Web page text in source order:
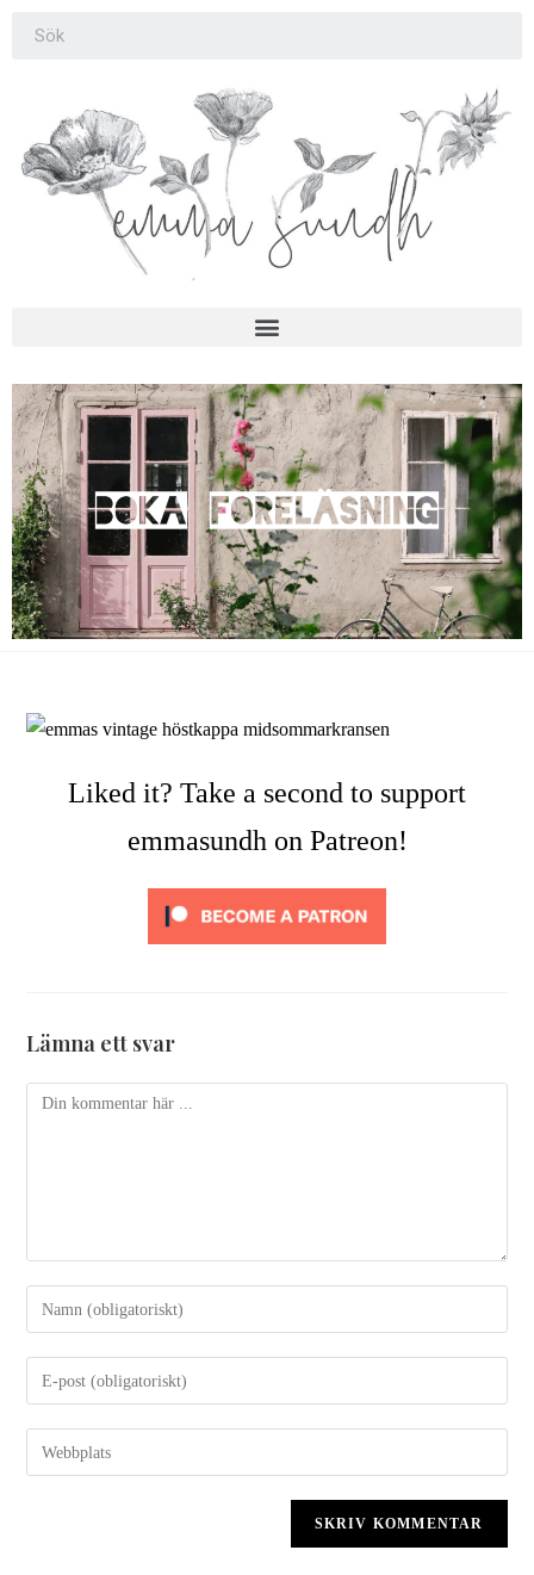
Liked it? Take a second to support
emmasundh on Patreon!
Lämna ett svar